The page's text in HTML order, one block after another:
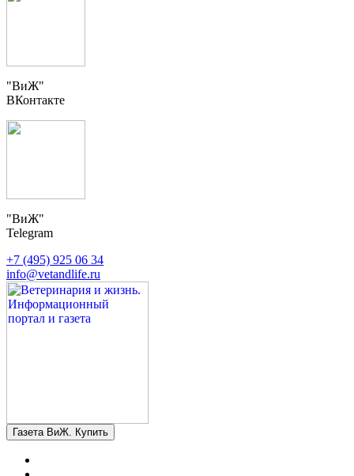
"ВиЖ"
ВКонтакте
"ВиЖ"
Telegram
+7 (495) 925 06 34
info@vetandlife.ru
Газета ВиЖ. Купить